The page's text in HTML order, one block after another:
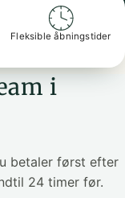
Fleksible åbningstider
i
betaler først efter
24 timer før.